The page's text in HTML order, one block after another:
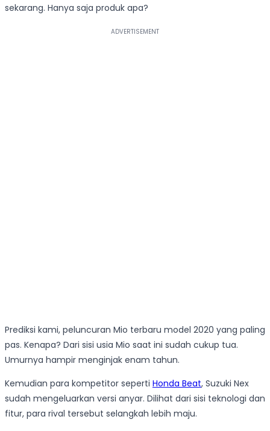
sekarang. Hanya saja produk apa?
Prediksi kami, peluncuran Mio terbaru model 2020 yang paling
pas. Kenapa? Dari sisi usia Mio saat ini sudah cukup tua.
Umurnya hampir menginjak enam tahun.
Kemudian para kompetitor seperti Honda Beat, Suzuki Nex
sudah mengeluarkan versi anyar. Dilihat dari sisi teknologi dan
fitur, para rival tersebut selangkah lebih maju.